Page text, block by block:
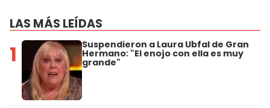
LAS MÁS LEÍDAS
1 Suspendieron a Laura Ubfal de Gran
Hermano: "El enojo con ella es muy
grande"